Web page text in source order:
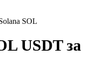
SOL
USDT за